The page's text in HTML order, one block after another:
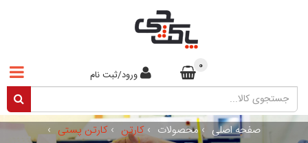
ورود/ثبت نام
0
صفحه اصلی › محصولات › کارتن › کارتن پستی ›